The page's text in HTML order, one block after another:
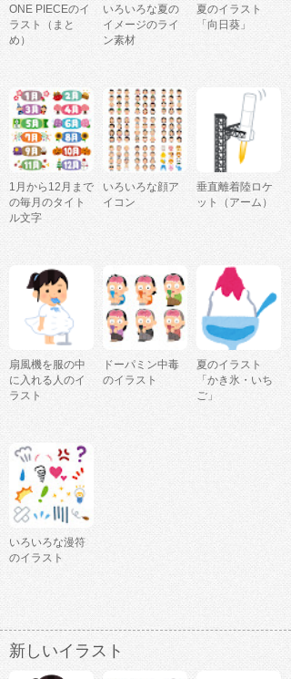
ONE PIECEのイ
ラスト（まと
め）
いろいろな夏の
イメージのライ
ン素材
夏のイラスト
「向日葵」
1月から12月まで
の毎月のタイト
ル文字
いろいろな顔ア
イコン
垂直離着陸ロケ
ット（アーム）
扇風機を服の中
に入れる人のイ
ラスト
ドーパミン中毒
のイラスト
夏のイラスト
「かき氷・いち
ご」
いろいろな漫符
のイラスト
新しいイラスト